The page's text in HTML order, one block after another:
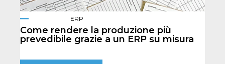
ERP
Come rendere la produzione più
prevedibile grazie a un ERP su misura